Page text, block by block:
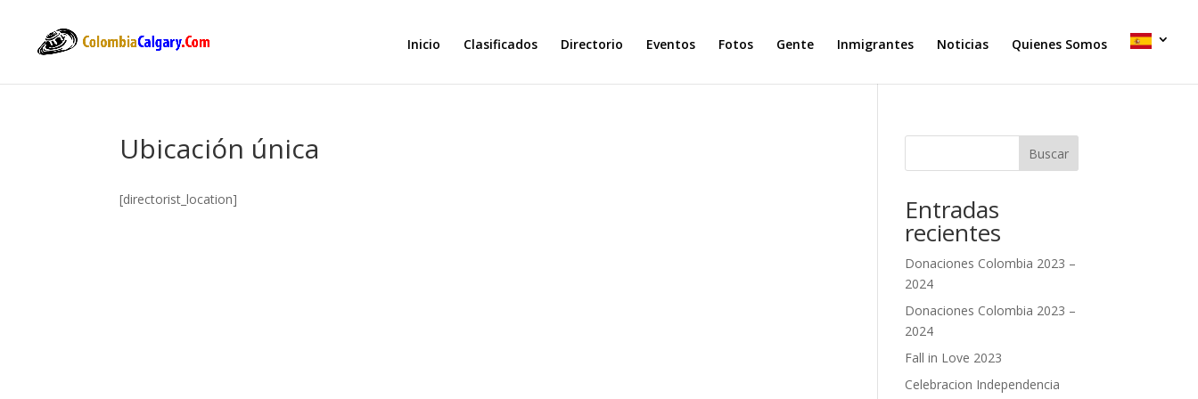
Inicio Clasificados Directorio Eventos Fotos Gente Inmigrantes Noticias Quienes Somos
Ubicación única
[directorist_location]
Buscar
Entradas
recientes
Donaciones Colombia 2023 –
2024
Donaciones Colombia 2023 –
2024
Fall in Love 2023
Celebracion Independencia